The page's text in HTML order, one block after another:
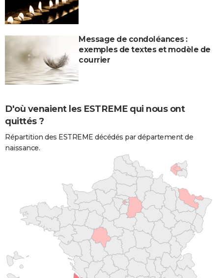
Message de condoléances :
exemples de textes et modèle de
courrier
D'où venaient les ESTREME qui nous ont
quittés ?
Répartition des ESTREME décédés par département de
naissance.